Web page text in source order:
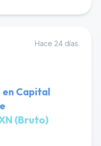
Hace 24 días.
en Capital
(Bruto)